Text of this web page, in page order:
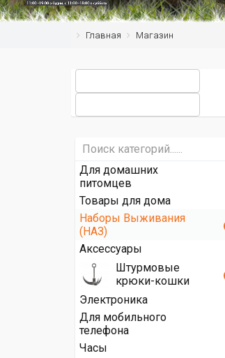
Главная Магазин
Для домашних
питомцев
Товары для дома
Наборы Выживания
(НАЗ)
Аксессуары
Штурмовые
крюки-кошки
Электроника
Для мобильного
телефона
Часы